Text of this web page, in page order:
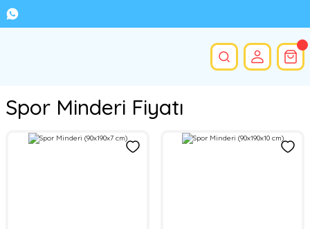
Spor Minderi Fiyatı